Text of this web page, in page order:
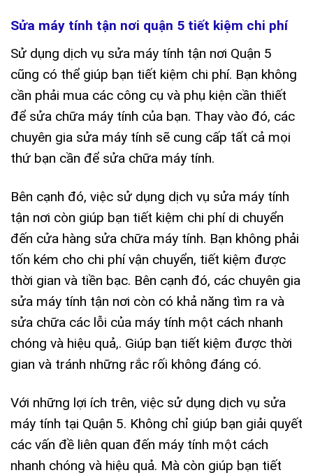
Sửa máy tính tận nơi quận 5 tiết kiệm chi phí
Sử dụng dịch vụ sửa máy tính tận nơi Quận 5
cũng có thể giúp bạn tiết kiệm chi phí. Bạn không
cần phải mua các công cụ và phụ kiện cần thiết
để sửa chữa máy tính của bạn. Thay vào đó, các
chuyên gia sửa máy tính sẽ cung cấp tất cả mọi
thứ bạn cần để sửa chữa máy tính.
Bên cạnh đó, việc sử dụng dịch vụ sửa máy tính
tận nơi còn giúp bạn tiết kiệm chi phí di chuyển
đến cửa hàng sửa chữa máy tính. Bạn không phải
tốn kém cho chi phí vận chuyển, tiết kiệm được
thời gian và tiền bạc. Bên cạnh đó, các chuyên gia
sửa máy tính tận nơi còn có khả năng tìm ra và
sửa chữa các lỗi của máy tính một cách nhanh
chóng và hiệu quả,. Giúp bạn tiết kiệm được thời
gian và tránh những rắc rối không đáng có.
Với những lợi ích trên, việc sử dụng dịch vụ sửa
máy tính tại Quận 5. Không chỉ giúp bạn giải quyết
các vấn đề liên quan đến máy tính một cách
nhanh chóng và hiệu quả. Mà còn giúp bạn tiết